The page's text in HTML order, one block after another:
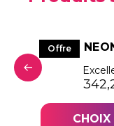
€.
€.
Offre
LED
Le
Le
CHOIX